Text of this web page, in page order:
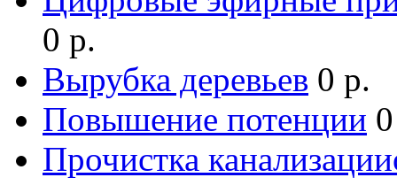
0 р.
Вырубка деревьев 0 р.
Повышение потенции
Прочистка